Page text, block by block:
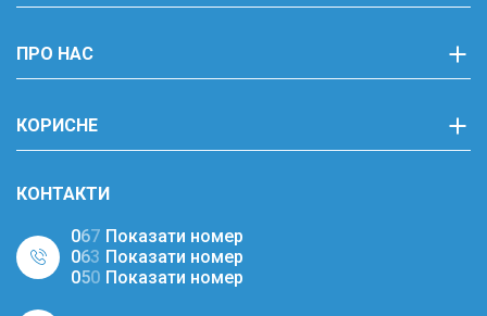
ПРО НАС
КОРИСНЕ
КОНТАКТИ
067 Показати номер
063 Показати номер
050 Показати номер